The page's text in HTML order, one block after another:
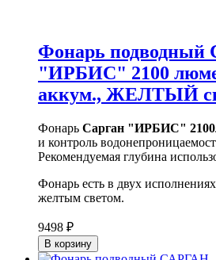
Фонарь
"ИРБИС" 2100
аккум., ЖЕЛТЫЙ
Фонарь Сарган "ИРБИС"
и контроль
Рекомендуемая глубина
Фонарь есть в двух
желтым светом.
9498 ₽
В корзину